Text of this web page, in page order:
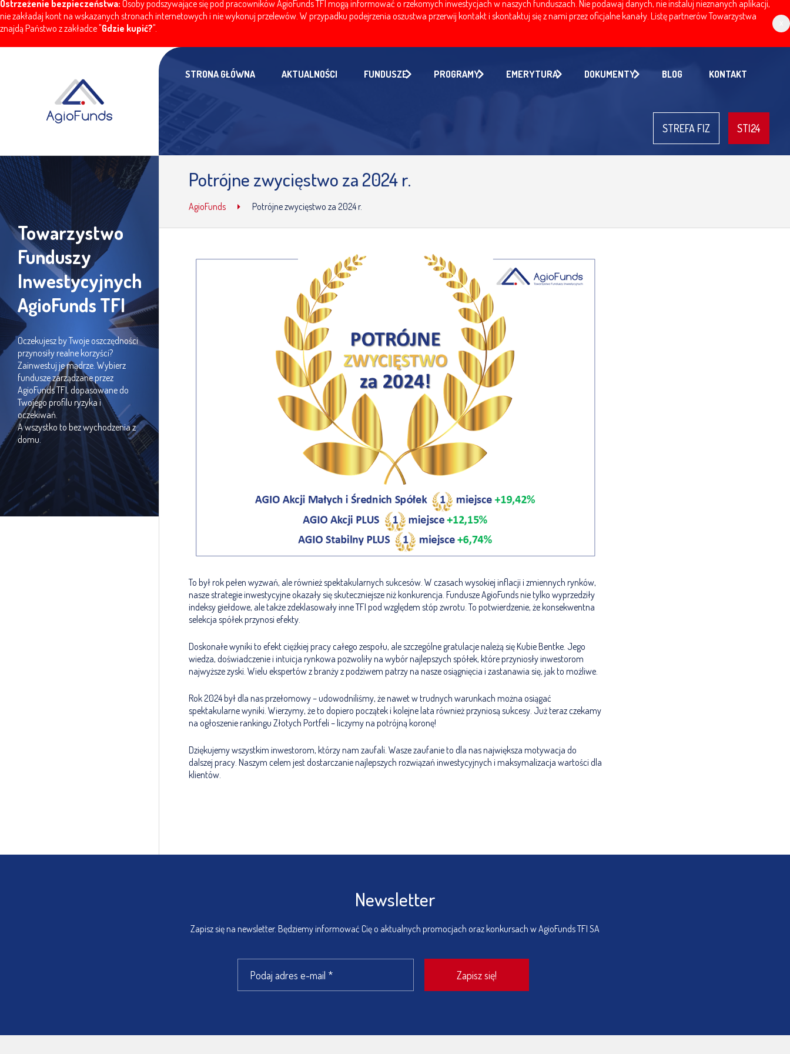
Ostrzeżenie bezpieczeństwa: Osoby podszywające się pod pracowników AgioFunds TFI mogą informować o rzekomych inwestycjach w naszych funduszach. Nie podawaj danych, nie instaluj nieznanych aplikacji,
nie zakładaj kont na wskazanych stronach internetowych i nie wykonuj przelewów. W przypadku podejrzenia oszustwa przerwij kontakt i skontaktuj się z nami przez oficjalne kanały. Listę partnerów Towarzystwa
znajdą Państwo z zakładce "Gdzie kupić?".
STRONA GŁÓWNA AKTUALNOŚCI FUNDUSZE PROGRAMY EMERYTURA DOKUMENTY BLOG KONTAKT
STREFA FIZ STI24
Towarzystwo
Funduszy
Inwestycyjnych
AgioFunds TFI
Oczekujesz by Twoje oszczędności
przynosiły realne korzyści?
Zainwestuj je mądrze. Wybierz
fundusze zarządzane przez
AgioFunds TFI, dopasowane do
Twojego profilu ryzyka i
oczekiwań.
A wszystko to bez wychodzenia z
domu.
Potrójne zwycięstwo za 2024 r.
AgioFunds Potrójne zwycięstwo za 2024 r.
To był rok pełen wyzwań, ale również spektakularnych sukcesów. W czasach wysokiej inflacji i zmiennych rynków,
nasze strategie inwestycyjne okazały się skuteczniejsze niż konkurencja. Fundusze AgioFunds nie tylko wyprzedziły
indeksy giełdowe, ale także zdeklasowały inne TFI pod względem stóp zwrotu. To potwierdzenie, że konsekwentna
selekcja spółek przynosi efekty.
Doskonałe wyniki to efekt ciężkiej pracy całego zespołu, ale szczególne gratulacje należą się Kubie Bentke. Jego
wiedza, doświadczenie i intuicja rynkowa pozwoliły na wybór najlepszych spółek, które przyniosły inwestorom
najwyższe zyski. Wielu ekspertów z branży z podziwem patrzy na nasze osiągnięcia i zastanawia się, jak to możliwe.
Rok 2024 był dla nas przełomowy – udowodniliśmy, że nawet w trudnych warunkach można osiągać
spektakularne wyniki. Wierzymy, że to dopiero początek i kolejne lata również przyniosą sukcesy. Już teraz czekamy
na ogłoszenie rankingu Złotych Portfeli – liczymy na potrójną koronę!
Dziękujemy wszystkim inwestorom, którzy nam zaufali. Wasze zaufanie to dla nas największa motywacja do
dalszej pracy. Naszym celem jest dostarczanie najlepszych rozwiązań inwestycyjnych i maksymalizacja wartości dla
klientów.
Newsletter
Zapisz się na newsletter. Będziemy informować Cię o aktualnych promocjach oraz konkursach w AgioFunds TFI SA